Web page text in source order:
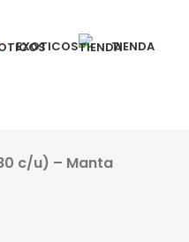
EXOTICOS TIENDA
c/u) – Manta